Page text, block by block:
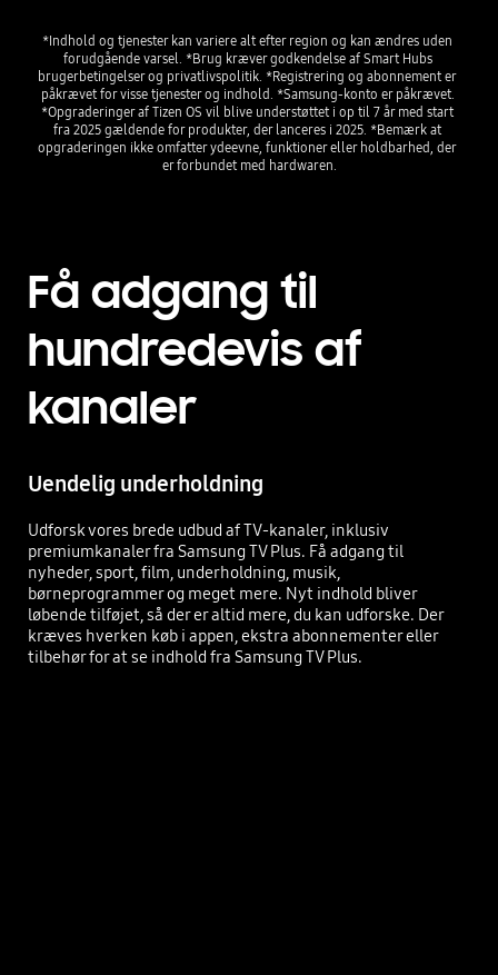
*Indhold og tjenester kan variere alt efter region og kan ændres uden
forudgående varsel. *Brug kræver godkendelse af Smart Hubs
brugerbetingelser og privatlivspolitik. *Registrering og abonnement er
påkrævet for visse tjenester og indhold. *Samsung-konto er påkrævet.
*Opgraderinger af Tizen OS vil blive understøttet i op til 7 år med start
fra 2025 gældende for produkter, der lanceres i 2025. *Bemærk at
opgraderingen ikke omfatter ydeevne, funktioner eller holdbarhed, der
er forbundet med hardwaren.
Få adgang til
hundredevis af
kanaler
Uendelig underholdning
Udforsk vores brede udbud af TV-kanaler, inklusiv
premiumkanaler fra Samsung TV Plus. Få adgang til
nyheder, sport, film, underholdning, musik,
børneprogrammer og meget mere. Nyt indhold bliver
løbende tilføjet, så der er altid mere, du kan udforske. Der
kræves hverken køb i appen, ekstra abonnementer eller
tilbehør for at se indhold fra Samsung TV Plus.